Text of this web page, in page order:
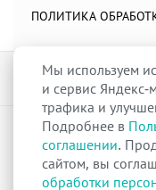
ПОЛИТИКА
raduga-ural.ru ©
Группа компаний Радуга
ЛицензияЛ042-00110-77/
Разрешение№Р013-
лекарственными
Мы используем
и сервис Яндекс-
трафика и
Подробнее в
соглашении.
сайтом, вы
обработки